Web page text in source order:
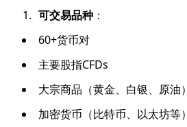
可交易品种 ：
60+货币对
主要股指CFDs
大宗商品（黄金、白银、原油）
加密货币（比特币、以太坊等）